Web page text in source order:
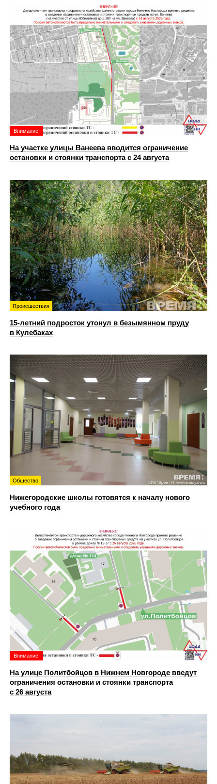
Внимание!
На участке улицы Ванеева вводится ограничение
остановки и стоянки транспорта с 24 августа
Происшествия
15-летний подросток утонул в безымянном пруду
в Кулебаках
Общество
Нижегородские школы готовятся к началу нового
учебного года
Внимание!
На улице Политбойцов в Нижнем Новгороде введут
ограничения остановки и стоянки транспорта
с 26 августа